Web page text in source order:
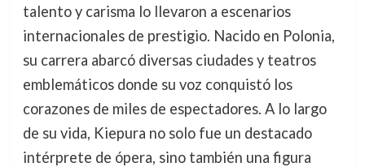
talento y carisma lo llevaron a escenarios
internacionales de prestigio. Nacido en Polonia,
su carrera abarcó diversas ciudades y teatros
emblemáticos donde su voz conquistó los
corazones de miles de espectadores. A lo largo
de su vida, Kiepura no solo fue un destacado
intérprete de ópera, sino también una figura